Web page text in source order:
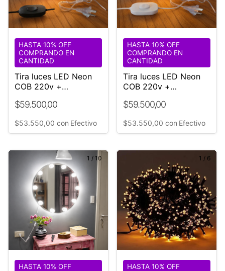
Tira luces LED Neon
COB 220v +
4000k
$59.500,00
HASTA 10% OFF
COMPRANDO EN
CANTIDAD
$53.550,00 con Efectivo
Tira luces LED Neon
COB 220v +
6500k
$59.500,00
HASTA 10% OFF
COMPRANDO EN
CANTIDAD
$53.550,00 con Efectivo
1 / 10
HASTA 10% OFF
1 / 6
HASTA 10% OFF